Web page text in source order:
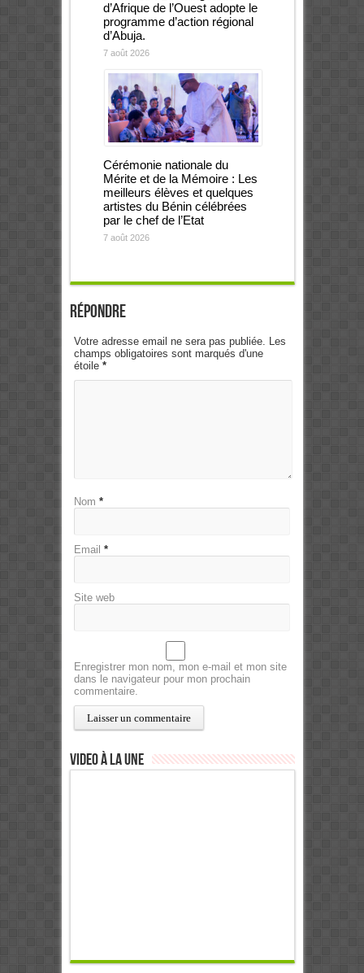
d’Afrique de l’Ouest adopte le
programme d’action régional
d’Abuja.
7 août 2026
Cérémonie nationale du
Mérite et de la Mémoire : Les
meilleurs élèves et quelques
artistes du Bénin célébrées
par le chef de l’Etat
7 août 2026
Répondre
Votre adresse email ne sera pas publiée. Les
champs obligatoires sont marqués d'une
étoile *
Nom *
Email *
Site web
Enregistrer mon nom, mon e-mail et mon site
dans le navigateur pour mon prochain
commentaire.
Video à la Une